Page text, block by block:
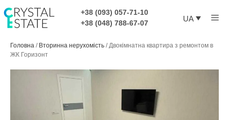
до
контенту
+38 (093) 057-71-10
+38 (048) 788-67-07
UA
Головна / Вторинна нерухомість /Двокімнатна квартира з ремонтом в
ЖК Горизонт